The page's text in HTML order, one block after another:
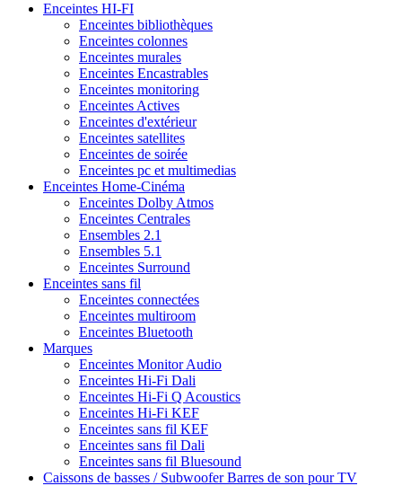
Enceintes HI-FI
Enceintes bibliothèques
Enceintes colonnes
Enceintes murales
Enceintes Encastrables
Enceintes monitoring
Enceintes Actives
Enceintes d'extérieur
Enceintes satellites
Enceintes de soirée
Enceintes pc et multimedias
Enceintes Home-Cinéma
Enceintes Dolby Atmos
Enceintes Centrales
Ensembles 2.1
Ensembles 5.1
Enceintes Surround
Enceintes sans fil
Enceintes connectées
Enceintes multiroom
Enceintes Bluetooth
Marques
Enceintes Monitor Audio
Enceintes Hi-Fi Dali
Enceintes Hi-Fi Q Acoustics
Enceintes Hi-Fi KEF
Enceintes sans fil KEF
Enceintes sans fil Dali
Enceintes sans fil Bluesound
Caissons de basses / SubwooferBarres de son pour TV